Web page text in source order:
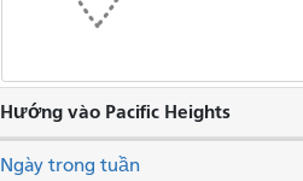
Hướng vào Pacific Heights
Ngày trong tuần